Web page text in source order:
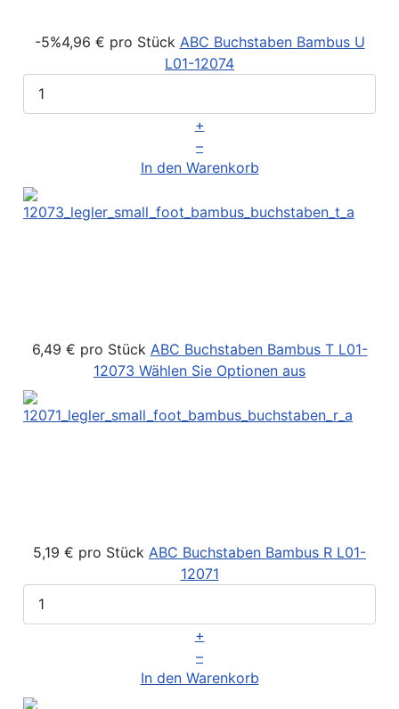
-5%4,96 € pro Stück ABC Buchstaben Bambus U
L01-12074
+
–
In den Warenkorb
6,49 € pro Stück ABC Buchstaben Bambus T L01-
12073 Wählen Sie Optionen aus
5,19 € pro Stück ABC Buchstaben Bambus R L01-
12071
+
–
In den Warenkorb